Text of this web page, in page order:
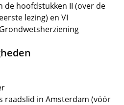
de hoofdstukken II (over de
lezing) en VI
raadslid in Amsterdam (vóór